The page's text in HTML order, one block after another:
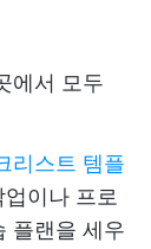
에서 모두
리스트 템플
이나 프로
플랜을 세우